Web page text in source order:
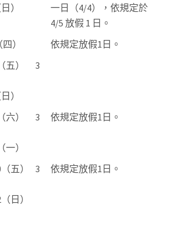
）
一日（4/4），依規定於
4/5 放假 1 日。
）
依規定放假1日。
五）
）
3
六）
一）
3 依規定放假1日。
五）
日）
3 依規定放假1日。